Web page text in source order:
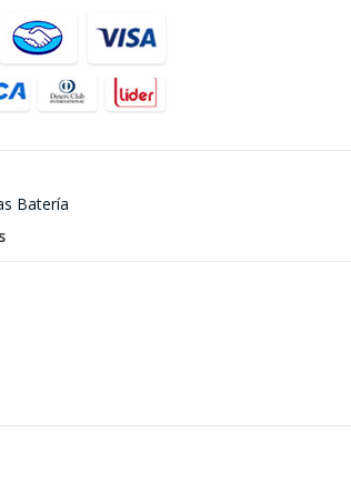
Batería